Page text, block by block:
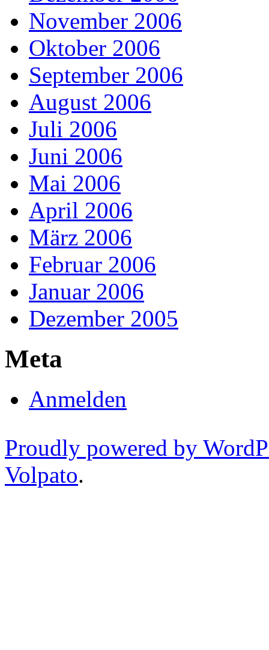
November 2006
Oktober 2006
September 2006
August 2006
Juli 2006
Juni 2006
Mai 2006
April 2006
März 2006
Februar 2006
Januar 2006
Dezember 2005
Meta
Anmelden
Proudly powered by
Volpato.